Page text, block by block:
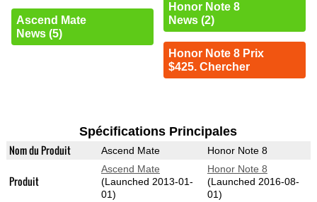
Ascend Mate
News (5)
Honor Note 8
News (2)
Honor Note 8 Prix
$425. Chercher
Spécifications Principales
Nom du Produit Ascend Mate Honor Note 8
Produit
Ascend Mate
(Launched 2013-01-
01)
Honor Note 8
(Launched 2016-08-
01)